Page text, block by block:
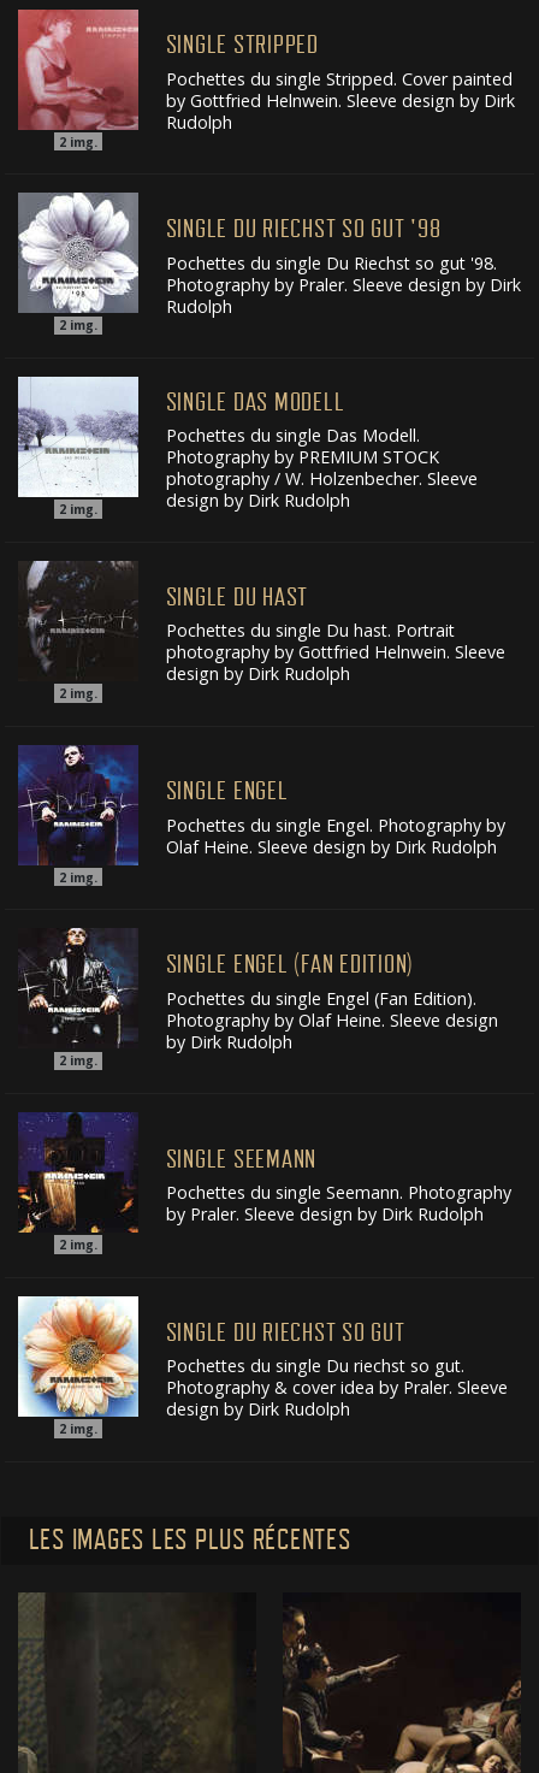
2 img.
SINGLE STRIPPED
Pochettes du single Stripped. Cover painted
by Gottfried Helnwein. Sleeve design by Dirk
Rudolph
2 img.
SINGLE DU RIECHST SO GUT '98
Pochettes du single Du Riechst so gut '98.
Photography by Praler. Sleeve design by Dirk
Rudolph
2 img.
SINGLE DAS MODELL
Pochettes du single Das Modell.
Photography by PREMIUM STOCK
photography / W. Holzenbecher. Sleeve
design by Dirk Rudolph
2 img.
SINGLE DU HAST
Pochettes du single Du hast. Portrait
photography by Gottfried Helnwein. Sleeve
design by Dirk Rudolph
2 img.
SINGLE ENGEL
Pochettes du single Engel. Photography by
Olaf Heine. Sleeve design by Dirk Rudolph
2 img.
SINGLE ENGEL (FAN EDITION)
Pochettes du single Engel (Fan Edition).
Photography by Olaf Heine. Sleeve design
by Dirk Rudolph
2 img.
SINGLE SEEMANN
Pochettes du single Seemann. Photography
by Praler. Sleeve design by Dirk Rudolph
2 img.
SINGLE DU RIECHST SO GUT
Pochettes du single Du riechst so gut.
Photography & cover idea by Praler. Sleeve
design by Dirk Rudolph
LES IMAGES LES PLUS RÉCENTES